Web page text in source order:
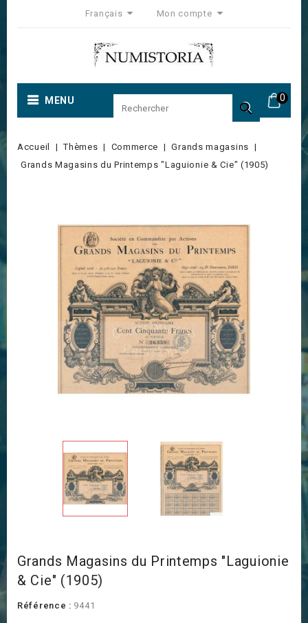
Français Mon compte
0
MENU 
Accueil Thèmes Commerce
Grands magasins
Grands Magasins du Printemps "Laguionie & Cie" (1905)
Grands Magasins du Printemps "Laguionie
& Cie" (1905)
Référence : 9441